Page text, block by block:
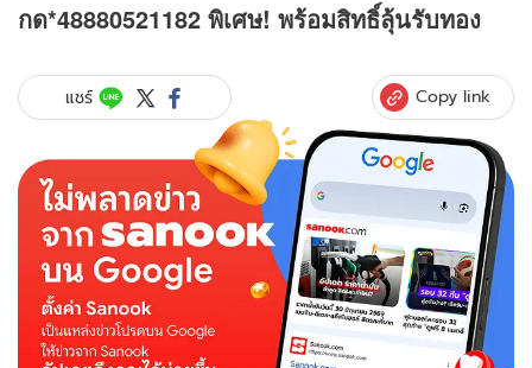
กด*48880521182 พิเศษ! พร้อมสิทธิ์ลุ้นรับทอง
แชร์ Copy link